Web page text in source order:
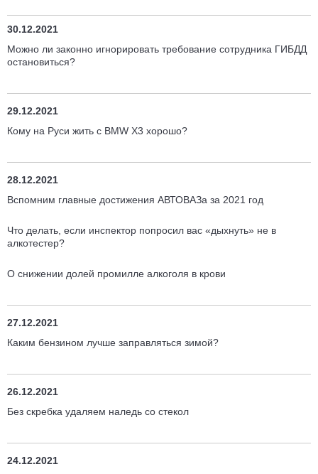
30.12.2021
Можно ли законно игнорировать требование сотрудника ГИБДД
остановиться?
29.12.2021
Кому на Руси жить с BMW X3 хорошо?
28.12.2021
Вспомним главные достижения АВТОВАЗа за 2021 год
Что делать, если инспектор попросил вас «дыхнуть» не в
алкотестер?
О снижении долей промилле алкоголя в крови
27.12.2021
Каким бензином лучше заправляться зимой?
26.12.2021
Без скребка удаляем наледь со стекол
24.12.2021